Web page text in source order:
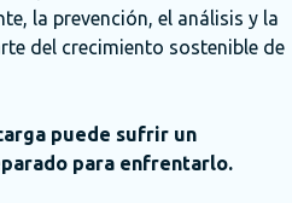
la prevención, el análisis y la
del crecimiento sostenible de
puede sufrir un
para enfrentarlo.